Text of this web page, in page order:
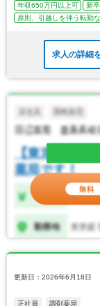
年収650万円以上可 新
原則、引越しを伴う転勤な
求人の詳細
更新日：2026年6月18日
正社員 調剤薬局